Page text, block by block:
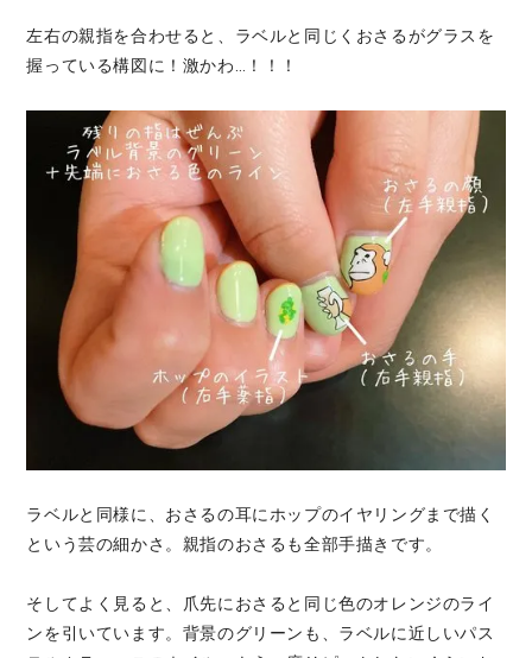
左右の親指を合わせると、ラベルと同じくおさるがグラスを
握っている構図に！激かわ…！！！
ラベルと同様に、おさるの耳にホップのイヤリングまで描く
という芸の細かさ。親指のおさるも全部手描きです。
そしてよく見ると、爪先におさると同じ色のオレンジのライ
ンを引いています。背景のグリーンも、ラベルに近しいパス